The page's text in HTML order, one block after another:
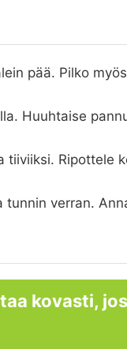
pää. Pilko
Huuhtaise
tiiviiksi. Ripottele
tunnin verran.
kovasti,